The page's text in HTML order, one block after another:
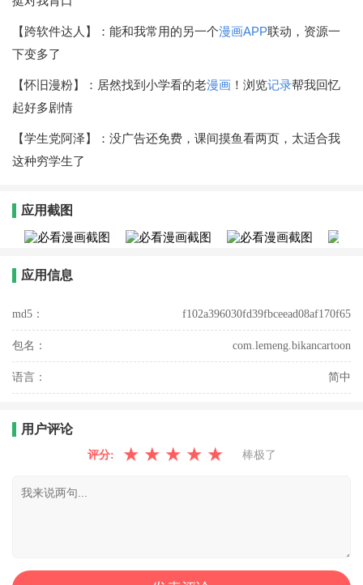
【跨软件达人】：能和我常用的另一个漫画APP联动，资源一
下变多了
【怀旧漫粉】：居然找到小学看的老漫画 ！浏览记录帮我回忆
起好多剧情
【学生党阿泽】：没广告还免费，课间摸鱼看两页，太适合我
这种穷学生了
应用截图
应用信息
md5： f102a396030fd39fbceead08af170f65
包名： com.lemeng.bikancartoon
语言： 简中
用户评论
评分: ★ ★ ★ ★ ★ 棒极了